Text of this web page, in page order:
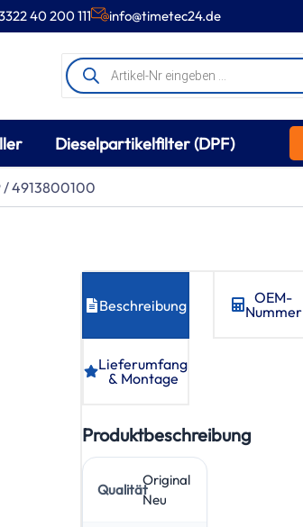
40 200 111 info@timetec24.de
Products
search
Dieselpartikelfilter (DPF)
/ 4913800100
Beschreibung
OEM-
Nummer
Lieferumfang
& Montage
Produktbeschreibung
Qualität
Original
Neu